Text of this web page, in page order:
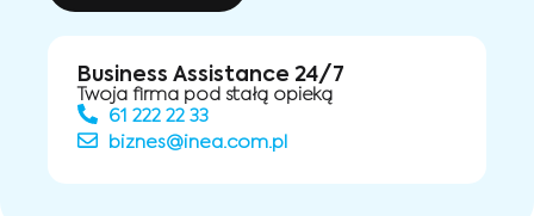
Business Assistance 24/7
Twoja firma pod stałą opieką
61 222 22 33
biznes@inea.com.pl